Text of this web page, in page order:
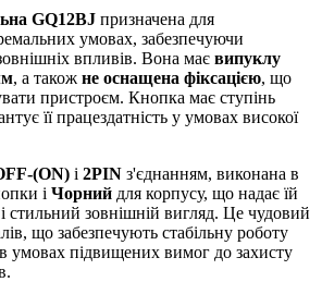
GQ12BJ призначена для
умовах, забезпечуючи
впливів. Вона має випуклу
, а також не оснащена фіксацією, що
пристроєм. Кнопка має ступінь
її працездатність у умовах високої
(ON) і 2PIN з'єднанням, виконана в
і Чорний для корпусу, що надає їй
стильний зовнішній вигляд. Це чудовий
що забезпечують стабільну роботу
умовах підвищених вимог до захисту